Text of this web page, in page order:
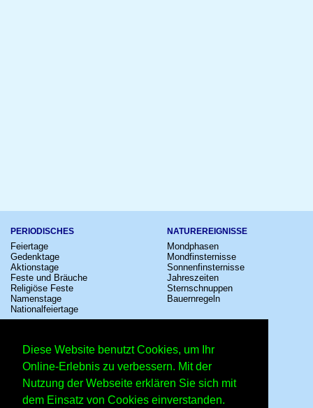
Diese Website benutzt Cookies, um Ihr
Online-Erlebnis zu verbessern. Mit der
Nutzung der Webseite erklären Sie sich mit
dem Einsatz von Cookies einverstanden.
PERIODISCHES
Feiertage
Gedenktage
Aktionstage
Feste und Bräuche
Religiöse Feste
Namenstage
Nationalfeiertage
NATUREREIGNISSE
Mondphasen
Mondfinsternisse
Sonnenfinsternisse
Jahreszeiten
Sternschnuppen
Bauernregeln
Konzerte
Kinostarts
Festivals
Fußball
Comedy
Shows
Zeitumstellung
Sternzeichen
Schalttage
Messen
Erinnerungen
Volksfeste